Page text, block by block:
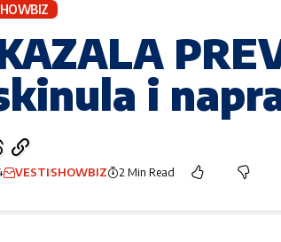
i
VESTISHOWBIZ 2 Min Read